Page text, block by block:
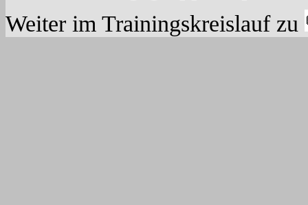
Weiter im Trainingskreislauf zu